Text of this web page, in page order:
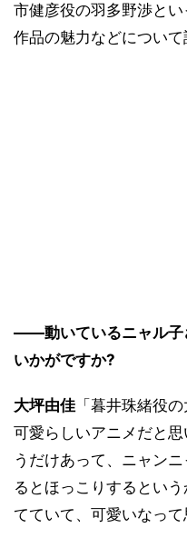
市健彦役の羽多野渉とい
作品の魅力などについて
――動いているニャル子
いかがですか?
大坪由佳 「暮井珠緒役
可愛らしいアニメだと
うだけあって、ニャン
るとほっこりするとい
てていて、可愛いなって